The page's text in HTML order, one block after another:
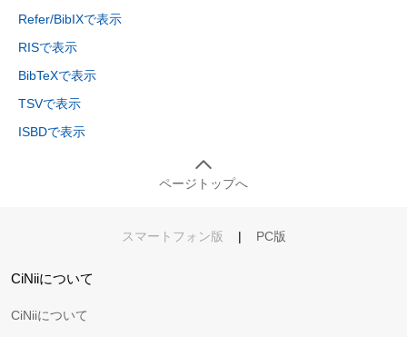
Refer/BibIXで表示
RISで表示
BibTeXで表示
TSVで表示
ISBDで表示
ページトップへ
スマートフォン版 | PC版
CiNiiについて
CiNiiについて